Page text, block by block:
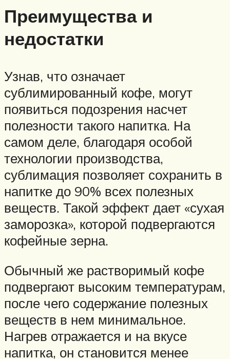
Преимущества и
недостатки
Узнав, что означает
сублимированный кофе, могут
появиться подозрения насчет
полезности такого напитка. На
самом деле, благодаря особой
технологии производства,
сублимация позволяет сохранить в
напитке до 90% всех полезных
веществ. Такой эффект дает «сухая
заморозка», которой подвергаются
кофейные зерна.
Обычный же растворимый кофе
подвергают высоким температурам,
после чего содержание полезных
веществ в нем минимальное.
Нагрев отражается и на вкусе
напитка, он становится менее